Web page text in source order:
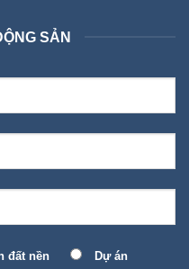
SẢN
đất nền Dự án